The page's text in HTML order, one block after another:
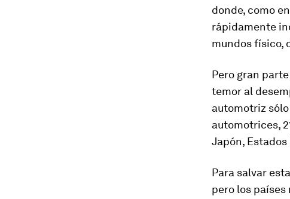
donde, como
rápidamente
mundos físico,
Pero gran
temor al
automotriz
automotrices,
Japón,
Para salvar
pero los